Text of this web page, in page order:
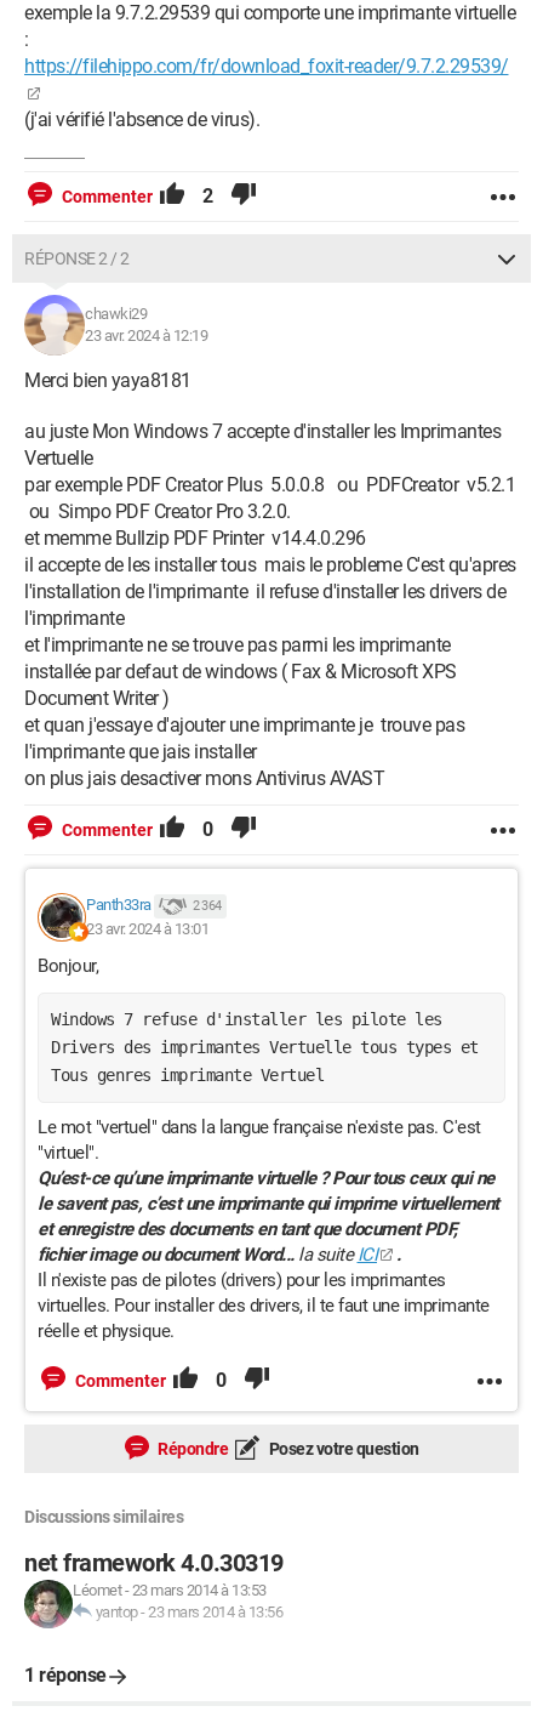
exemple la 9.7.2.29539 qui comporte une imprimante virtuelle
:
https://filehippo.com/fr/download_foxit-reader/9.7.2.29539/
(j'ai vérifié l'absence de virus).
Commenter 2
RÉPONSE 2 / 2
chawki29
23 avr. 2024 à 12:19
Merci bien yaya8181
au juste Mon Windows 7 accepte d'installer les Imprimantes
Vertuelle
par exemple PDF Creator Plus 5.0.0.8 ou PDFCreator v5.2.1
ou Simpo PDF Creator Pro 3.2.0.
et memme Bullzip PDF Printer v14.4.0.296
il accepte de les installer tous mais le probleme C'est qu'apres
l'installation de l'imprimante il refuse d'installer les drivers de
l'imprimante
et l'imprimante ne se trouve pas parmi les imprimante
installée par defaut de windows ( Fax & Microsoft XPS
Document Writer )
et quan j'essaye d'ajouter une imprimante je trouve pas
l'imprimante que jais installer
on plus jais desactiver mons Antivirus AVAST
Commenter 0
Panth33ra 2 364
23 avr. 2024 à 13:01
Bonjour,
Windows 7 refuse d'installer les pilote les
Drivers des imprimantes Vertuelle tous types et
Tous genres imprimante Vertuel
Le mot "vertuel" dans la langue française n'existe pas. C'est
"virtuel".
Qu’est-ce qu’une imprimante virtuelle ? Pour tous ceux qui ne
le savent pas, c’est une imprimante qui imprime virtuellement
et enregistre des documents en tant que document PDF,
fichier image ou document Word... la suiteICI
.
Il n'existe pas de pilotes (drivers) pour les imprimantes
virtuelles. Pour installer des drivers, il te faut une imprimante
réelle et physique.
Commenter 0
Répondre Posez votre question
Discussions similaires
net framework 4.0.30319
Léomet-23 mars 2014 à 13:53
yantop-23 mars 2014 à 13:56
1 réponse